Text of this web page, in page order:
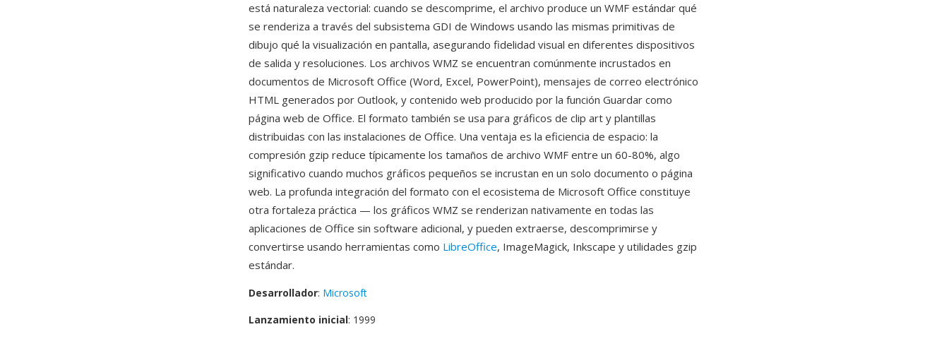
está naturaleza vectorial: cuando se descomprime, el archivo produce un WMF estándar qué
se renderiza a través del subsistema GDI de Windows usando las mismas primitivas de
dibujo qué la visualización en pantalla, asegurando fidelidad visual en diferentes dispositivos
de salida y resoluciones. Los archivos WMZ se encuentran comúnmente incrustados en
documentos de Microsoft Office (Word, Excel, PowerPoint), mensajes de correo electrónico
HTML generados por Outlook, y contenido web producido por la función Guardar como
página web de Office. El formato también se usa para gráficos de clip art y plantillas
distribuidas con las instalaciones de Office. Una ventaja es la eficiencia de espacio: la
compresión gzip reduce típicamente los tamaños de archivo WMF entre un 60-80%, algo
significativo cuando muchos gráficos pequeños se incrustan en un solo documento o página
web. La profunda integración del formato con el ecosistema de Microsoft Office constituye
otra fortaleza práctica — los gráficos WMZ se renderizan nativamente en todas las
aplicaciones de Office sin software adicional, y pueden extraerse, descomprimirse y
convertirse usando herramientas como LibreOffice, ImageMagick, Inkscape y utilidades gzip
estándar.
Desarrollador: Microsoft
Lanzamiento inicial: 1999